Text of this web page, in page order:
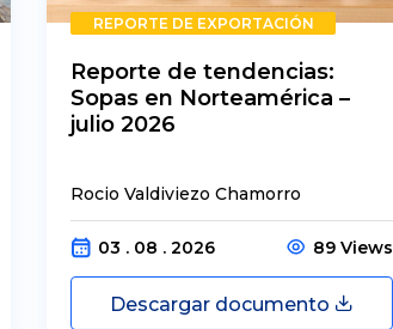
REPORTE DE EXPORTACIÓN
Reporte de tendencias:
Sopas en Norteamérica –
julio 2026
Rocio Valdiviezo Chamorro
03 . 08 . 2026 89 Views
Descargar documento